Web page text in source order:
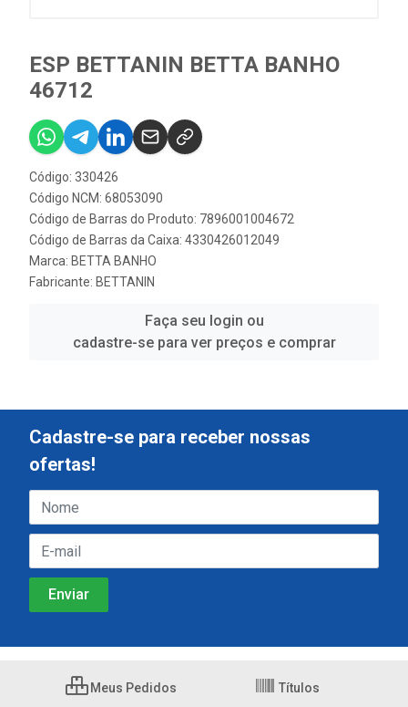
ESP BETTANIN BETTA BANHO
46712
Código: 330426
Código NCM: 68053090
Código de Barras do Produto: 7896001004672
Código de Barras da Caixa: 4330426012049
Marca: BETTA BANHO
Fabricante: BETTANIN
Faça seu login ou
cadastre-se para ver preços e comprar
Cadastre-se para receber nossas
ofertas!
Meus Pedidos Títulos